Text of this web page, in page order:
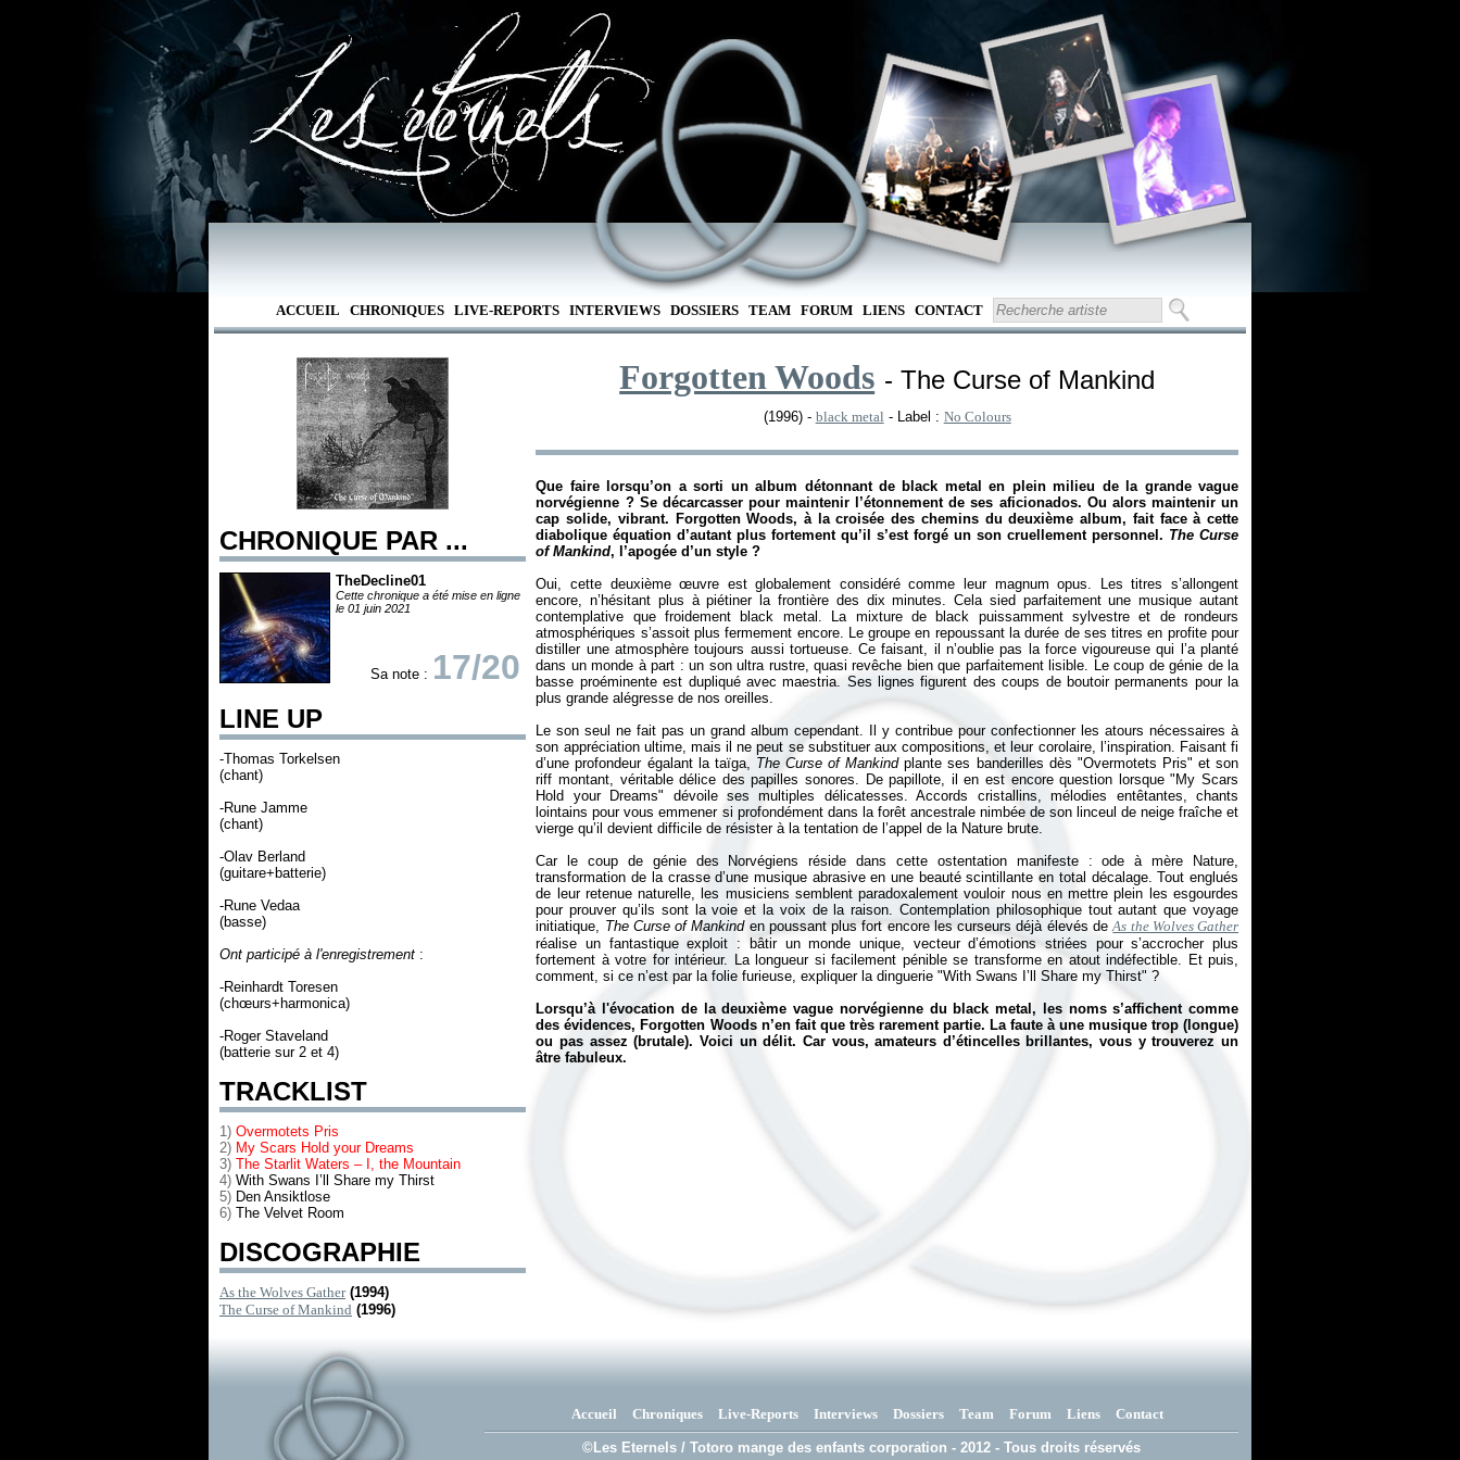
ACCUEIL CHRONIQUES LIVE-REPORTS INTERVIEWS DOSSIERS TEAM FORUM LIENS CONTACT
CHRONIQUE PAR ...
TheDecline01
Cette chronique a été mise en ligne
le 01 juin 2021
Sa note : 17/20
LINE UP
-Thomas Torkelsen
(chant)
-Rune Jamme
(chant)
-Olav Berland
(guitare+batterie)
-Rune Vedaa
(basse)
Ont participé à l'enregistrement :
-Reinhardt Toresen
(chœurs+harmonica)
-Roger Staveland
(batterie sur 2 et 4)
TRACKLIST
1) Overmotets Pris
2) My Scars Hold your Dreams
3) The Starlit Waters – I, the Mountain
4) With Swans I’ll Share my Thirst
5) Den Ansiktlose
6) The Velvet Room
DISCOGRAPHIE
As the Wolves Gather (1994)
The Curse of Mankind (1996)
Forgotten Woods - The Curse of Mankind
(1996) - black metal - Label : No Colours
Que faire lorsqu’on a sorti un album détonnant de black metal en plein milieu de la grande vague
norvégienne ? Se décarcasser pour maintenir l’étonnement de ses aficionados. Ou alors maintenir un
cap solide, vibrant. Forgotten Woods, à la croisée des chemins du deuxième album, fait face à cette
diabolique équation d’autant plus fortement qu’il s’est forgé un son cruellement personnel. The Curse
of Mankind, l’apogée d’un style ?
Oui, cette deuxième œuvre est globalement considéré comme leur magnum opus. Les titres s’allongent
encore, n’hésitant plus à piétiner la frontière des dix minutes. Cela sied parfaitement une musique autant
contemplative que froidement black metal. La mixture de black puissamment sylvestre et de rondeurs
atmosphériques s’assoit plus fermement encore. Le groupe en repoussant la durée de ses titres en profite pour
distiller une atmosphère toujours aussi tortueuse. Ce faisant, il n’oublie pas la force vigoureuse qui l’a planté
dans un monde à part : un son ultra rustre, quasi revêche bien que parfaitement lisible. Le coup de génie de la
basse proéminente est dupliqué avec maestria. Ses lignes figurent des coups de boutoir permanents pour la
plus grande alégresse de nos oreilles.
Le son seul ne fait pas un grand album cependant. Il y contribue pour confectionner les atours nécessaires à
son appréciation ultime, mais il ne peut se substituer aux compositions, et leur corolaire, l’inspiration. Faisant fi
d’une profondeur égalant la taïga, The Curse of Mankindplante ses banderilles dès "Overmotets Pris" et son
riff montant, véritable délice des papilles sonores. De papillote, il en est encore question lorsque "My Scars
Hold your Dreams" dévoile ses multiples délicatesses. Accords cristallins, mélodies entêtantes, chants
lointains pour vous emmener si profondément dans la forêt ancestrale nimbée de son linceul de neige fraîche et
vierge qu’il devient difficile de résister à la tentation de l’appel de la Nature brute.
Car le coup de génie des Norvégiens réside dans cette ostentation manifeste : ode à mère Nature,
transformation de la crasse d’une musique abrasive en une beauté scintillante en total décalage. Tout englués
de leur retenue naturelle, les musiciens semblent paradoxalement vouloir nous en mettre plein les esgourdes
pour prouver qu’ils sont la voie et la voix de la raison. Contemplation philosophique tout autant que voyage
initiatique, The Curse of Mankinden poussant plus fort encore les curseurs déjà élevés deAs the Wolves Gather
réalise un fantastique exploit : bâtir un monde unique, vecteur d’émotions striées pour s’accrocher plus
fortement à votre for intérieur. La longueur si facilement pénible se transforme en atout indéfectible. Et puis,
comment, si ce n’est par la folie furieuse, expliquer la dinguerie "With Swans I’ll Share my Thirst" ?
Lorsqu’à l'évocation de la deuxième vague norvégienne du black metal, les noms s’affichent comme
des évidences, Forgotten Woods n’en fait que très rarement partie. La faute à une musique trop (longue)
ou pas assez (brutale). Voici un délit. Car vous, amateurs d’étincelles brillantes, vous y trouverez un
âtre fabuleux.
Accueil Chroniques Live-Reports Interviews Dossiers Team Forum Liens Contact
©Les Eternels / Totoro mange des enfants corporation - 2012 - Tous droits réservés